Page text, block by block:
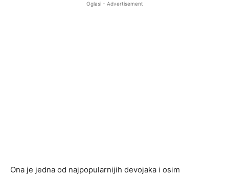
Oglasi - Advertisement
Ona je jedna od najpopularnijih devojaka i osim